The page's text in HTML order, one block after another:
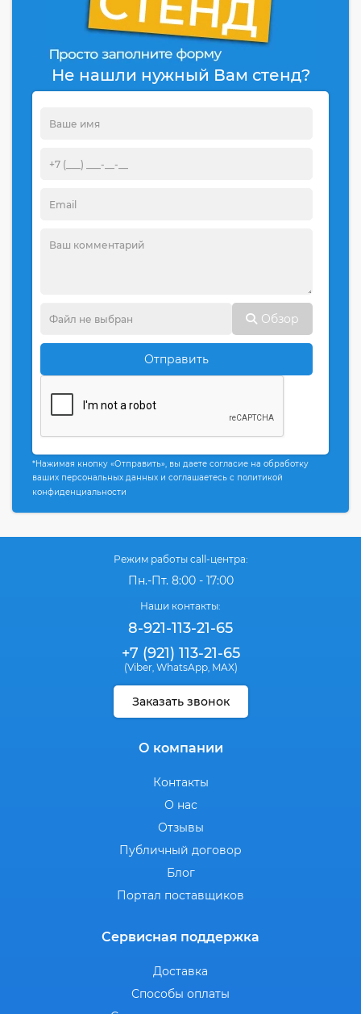
Не нашли нужный Вам стенд?
Обзор
Отправить
*Нажимая кнопку «Отправить», вы даете согласие на обработку
ваших персональных данных и соглашаетесь с политикой
конфиденциальности
Режим работы call-центра:
Пн.-Пт. 8:00 - 17:00
Наши контакты:
8-921-113-21-65
+7 (921) 113-21-65
(Viber, WhatsApp, MAX)
Заказать звонок
О компании
Контакты
О нас
Отзывы
Публичный договор
Блог
Портал поставщиков
Сервисная поддержка
Доставка
Способы оплаты